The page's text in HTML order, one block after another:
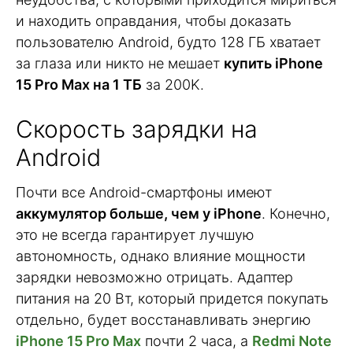
и находить оправдания, чтобы доказать
пользователю Android, будто 128 ГБ хватает
за глаза или никто не мешает купить iPhone
15 Pro Max на 1 ТБ за 200K.
Скорость зарядки на
Android
Почти все Android-смартфоны имеют
аккумулятор больше, чем у iPhone. Конечно,
это не всегда гарантирует лучшую
автономность, однако влияние мощности
зарядки невозможно отрицать. Адаптер
питания на 20 Вт, который придется покупать
отдельно, будет восстанавливать энергию
iPhone 15 Pro Max почти 2 часа, а Redmi Note